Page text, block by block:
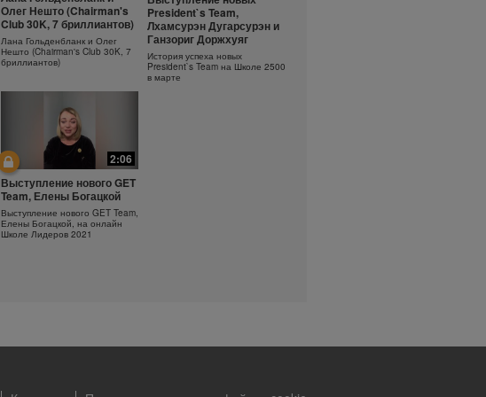
Как поддерживать
молодость кожи?
Антивозрастная сыворотка
Herbalife SKIN
Основы очищения кожи
Узнайте больше об уходе за
кожей!
Олег Нешто (Chairman's
Club 30K, 7 бриллиантов)
Лана Гольденбланк и Олег
Нешто (Chairman's Club 30K, 7
бриллиантов)
President`s Team,
Лхамсурэн Дугарсурэн и
Ганзориг Доржхуяг
История успеха новых
President`s Team на Школе 2500
в марте
2:06
Выступление нового GET
Team, Елены Богацкой
Выступление нового GET Team,
Елены Богацкой, на онлайн
Школе Лидеров 2021